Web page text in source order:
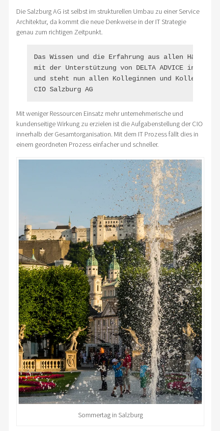
Die Salzburg AG ist selbst im strukturellen Umbau zu einer Service
Architektur, da kommt die neue Denkweise in der IT Strategie
genau zum richtigen Zeitpunkt.
Das Wissen und die Erfahrung aus allen Häusern
mit der Unterstützung von DELTA ADVICE in
und steht nun allen Kolleginnen und Kollegen
CIO Salzburg AG
Mit weniger Ressourcen Einsatz mehr unternehmerische und
kundenseitige Wirkung zu erzielen ist die Aufgabenstellung der CIO
innerhalb der Gesamtorganisation. Mit dem IT Prozess fällt dies in
einem geordneten Prozess einfacher und schneller.
Sommertag in Salzburg